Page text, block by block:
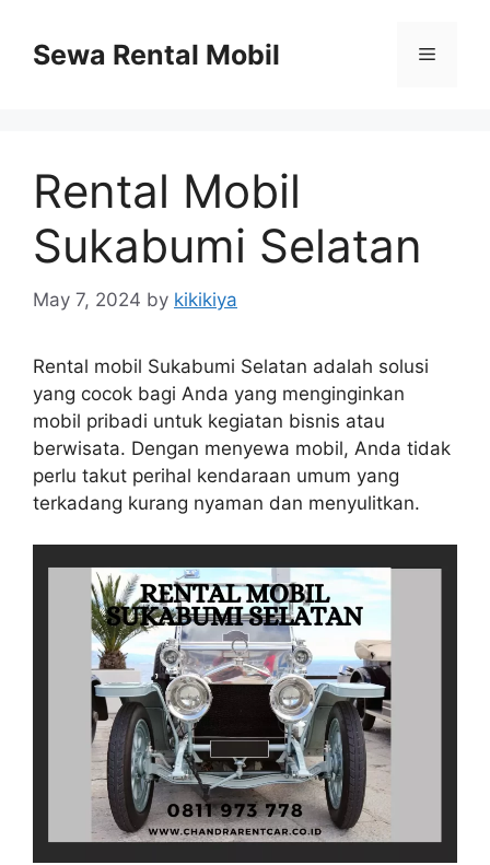
contentSewa Rental Mobil Menu
Rental Mobil
Sukabumi Selatan
May 7, 2024 by kikikiya
Rental mobil Sukabumi Selatan adalah solusi
yang cocok bagi Anda yang menginginkan
mobil pribadi untuk kegiatan bisnis atau
berwisata. Dengan menyewa mobil, Anda tidak
perlu takut perihal kendaraan umum yang
terkadang kurang nyaman dan menyulitkan.